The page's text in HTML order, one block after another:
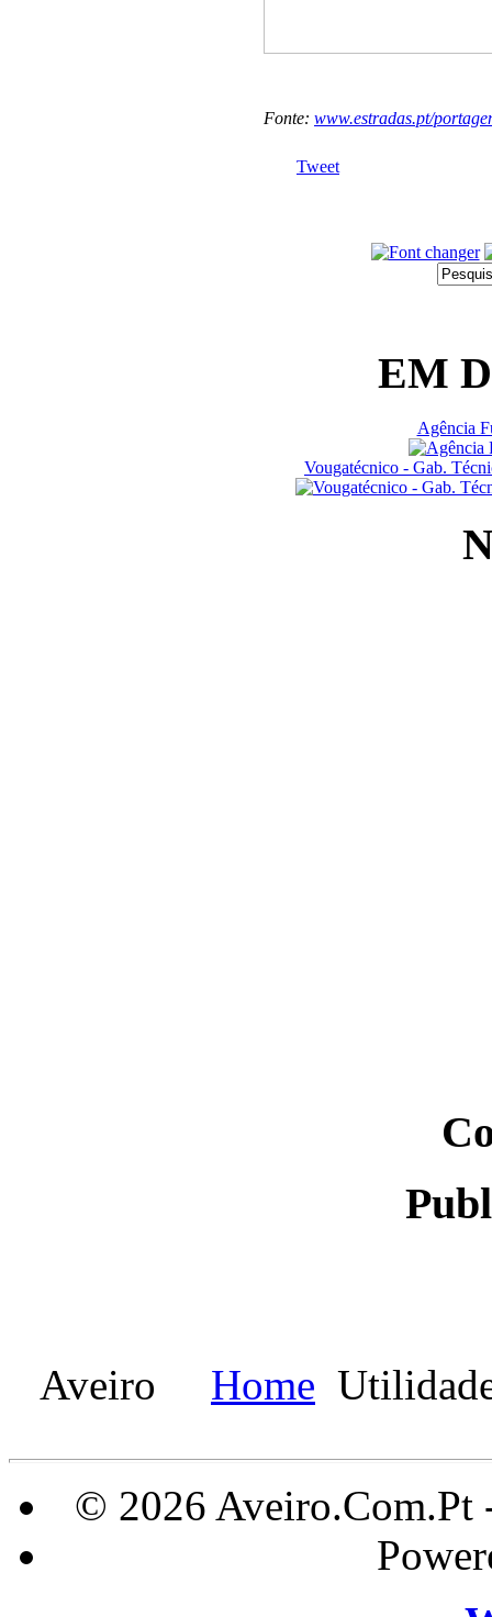
Fonte: www.estradas.pt/
Tweet
EM
Agência
Vougatécnico - Gab.
Aveiro Home
© 2026 Aveiro.Com.Pt